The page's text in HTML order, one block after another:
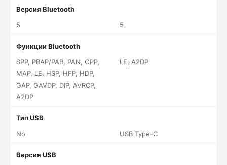
Версия Bluetooth
5
5
Функции Bluetooth
SPP, PBAP/PAB, PAN, OPP,
MAP, LE, HSP, HFP, HDP,
GAP, GAVDP, DIP, AVRCP,
A2DP
LE, A2DP
Тип USB
No
USB Type-C
Версия USB